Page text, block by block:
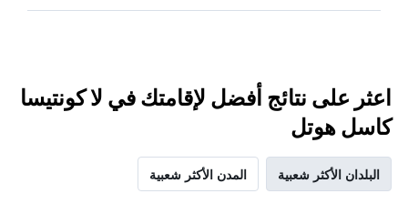
اعثر على نتائج أفضل لإقامتك في لا كونتيسا
كاسل هوتل
البلدان الأكثر شعبية المدن الأكثر شعبية